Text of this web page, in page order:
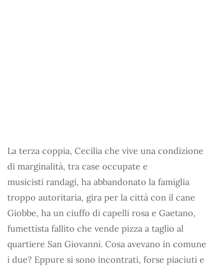
La terza coppia, Cecilia che vive una condizione
di marginalità, tra case occupate e
musicisti randagi, ha abbandonato la famiglia
troppo autoritaria, gira per la città con il cane
Giobbe, ha un ciuffo di capelli rosa e Gaetano,
fumettista fallito che vende pizza a taglio al
quartiere San Giovanni. Cosa avevano in comune
i due? Eppure si sono incontrati, forse piaciuti e